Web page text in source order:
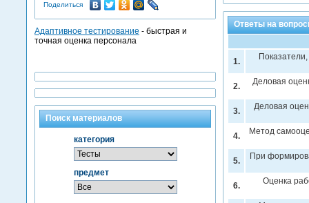
Ответы на
1.
2. Деловая
3. Деловая
4. Метод
5. При
6. Оценка
Поделиться
Адаптивное тестирование - быстрая и
точная оценка персонала
Поиск материалов
категория
предмет